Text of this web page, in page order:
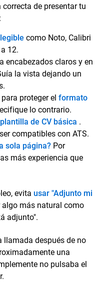
de presentar tu
como Noto, Calibri
12.
encabezados claros y en
la vista dejando un
proteger el formato
lo contrario.
plantilla de CV básica .
compatibles con ATS.
sola página? Por
más experiencia que
evita usar "Adjunto mi
algo más natural como
adjunto".
llamada después de no
una
no pulsaba el